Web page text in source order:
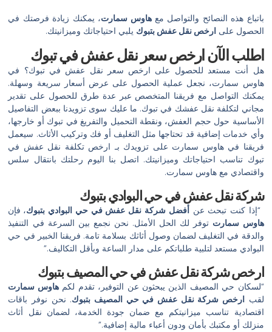
باتباع هذه النصائح والتواصل معهاوس سمارت، يمكنك زيادة فرصتك في
الحصول علىارخص نقل عفش بتبوك يلبي احتياجاتك وميزانيتك.
اطلب الآن ارخص سعر نقل عفش في تبوك
هل أنت مستعد للحصول على ارخص سعر نقل عفش في تبوك؟ في
هاوس سمارت، نجعل عملية الحصول على عرض أسعار سريعة وسهلة.
يمكنك التواصل مع فريقنا المتخصص عبر عدة طرق للحصول على تقدير
مجاني لتكلفة نقل عفشك في تبوك. ما عليك سوى تزويدنا ببعض التفاصيل
الأساسية حول حجم العفش، ونقطة التحميل والتفريغ في تبوك أو خارجها،
وأي خدمات إضافية قد تحتاجها مثل التغليف أو فك وتركيب الأثاث. سيعمل
فريقنا في هاوس سمارت على تزويدك بـ ارخص تكلفة نقل عفش في
تبوك تناسب احتياجاتك وميزانيتك. اتصل بنا اليوم رحلتك بانتقال سلس
واقتصادي مع هاوس سمارت.
شركة نقل عفش في حي البوادي بتبوك
“إذا كنت تبحث عنأفضل شركة نقل عفش في حي البوادي بتبوك، فإن
هاوس سمارت توفر لك الحل الأمثل. نحن نجمع بين السرعة في التنفيذ
والدقة في التغليف لضمان وصول أثاثك بسلامة تامة. فريقنا الخبير في حي
البوادي مستعد لتلبية طلباتكم على مدار الساعة وبأقل التكاليف.”
ارخص شركة نقل عفش في حي المصيف بتبوك
“لسكان حي المصيف الذين يبحثون عن التوفير، تقدم لكمهاوس سمارت
لقبارخص شركة نقل عفش في حي المصيف بتبوك. نحن نوفر باقات
اقتصادية تناسب ميزانيتكم مع ضمان جودة الخدمة، لضمان نقل أثاث
منزلك أو مكتبك بأمان ودون أعباء مالية إضافية.”